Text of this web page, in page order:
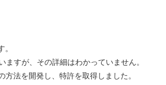
すが、その詳細はわかっていません。
法を開発し、特許を取得しました。